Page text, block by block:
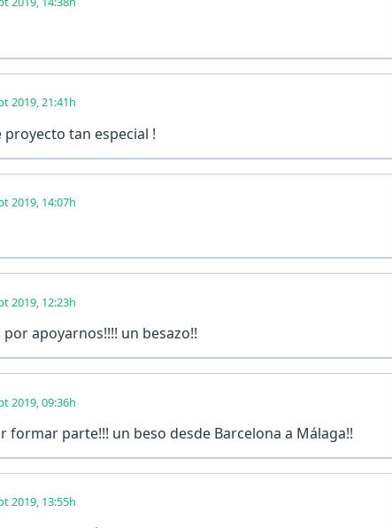
2019, 21:41h
tan especial !
2019, 14:07h
2019, 12:23h
apoyarnos!!!! un besazo!!
2019, 09:36h
formar parte!!! un beso desde Barcelona a Málaga!!
2019, 13:55h